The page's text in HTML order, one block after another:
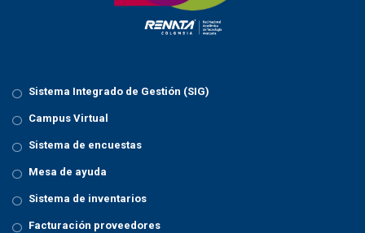
Sistema Integrado de Gestión (SIG)
Campus Virtual
Sistema de encuestas
Mesa de ayuda
Sistema de inventarios
Facturación proveedores